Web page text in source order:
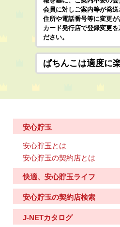
会員に対しご案内等が発送
住所や電話番号等に変更
カード発行店で登録変更を
ださい。
ぱちんこは適度に
安心貯玉
安心貯玉とは
安心貯玉の契約店とは
快適、安心貯玉ライフ
安心貯玉の契約店検索
J-NETカタログ